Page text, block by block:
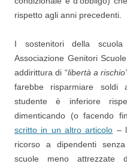
rispetto agli anni precedenti.
I sostenitori della
Associazione Genitori
addirittura di “libertà a
farebbe risparmiare
studente è inferiore
dimenticando (o facendo
scritto in un altro articolo –
ricorso a dipendenti
scuole meno attrezzate